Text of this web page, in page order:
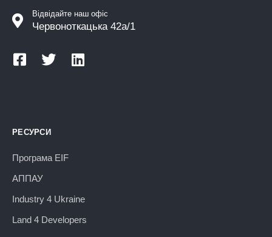
Відвідайте наш офіс
Червоноткацька 42а/1
РЕСУРСИ
Програма EIF
АППАУ
Industry 4 Ukraine
Land 4 Developers